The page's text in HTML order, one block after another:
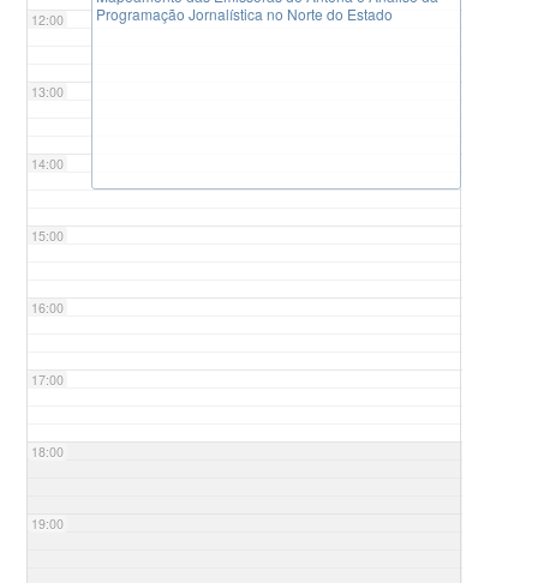
12:00
13:00
14:00
15:00
16:00
17:00
18:00
19:00
Programação Jornalística no Norte do Estado